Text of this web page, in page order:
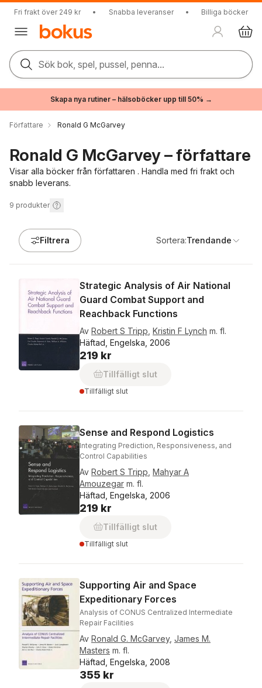
Fri frakt över 249 kr • Snabba leveranser • Billiga böcker
Sök bok, spel, pussel, penna...
Skapa nya rutiner – hälsoböcker upp till 50% →
Författare Ronald G McGarvey
Ronald G McGarvey – författare
Visar alla böcker från författaren . Handla med fri frakt och
snabb leverans.
9 produkter
Filtrera Sortera:Trendande
Strategic Analysis of Air National
Guard Combat Support and
Reachback Functions
Av Robert S Tripp Kristin F Lynch m. fl.
Häftad, Engelska, 2006
219 kr
Tillfälligt slut
Tillfälligt slut
Sense and Respond Logistics
Integrating Prediction, Responsiveness, and
Control Capabilities
Av Robert S Tripp Mahyar A
Amouzegar m. fl.
Häftad, Engelska, 2006
219 kr
Tillfälligt slut
Tillfälligt slut
Supporting Air and Space
Expeditionary Forces
Analysis of CONUS Centralized Intermediate
Repair Facilities
Av Ronald G. McGarvey, James M.
Masters m. fl.
Häftad, Engelska, 2008
355 kr